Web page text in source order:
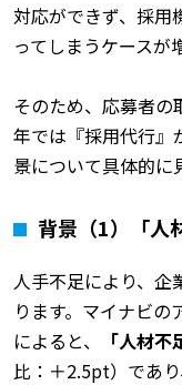
対応ができず、採用
ってしまうケースが
そのため、応募者
年では『採用代行』
景について具体的に
背景（1）「人
人手不足により、企
ります。マイナビの
によると、
「人材
比：＋2.5pt）であ